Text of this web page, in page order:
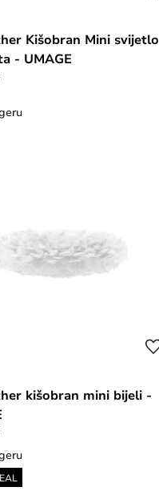
Kišobran Mini svijetlo
- UMAGE
kišobran mini bijeli -